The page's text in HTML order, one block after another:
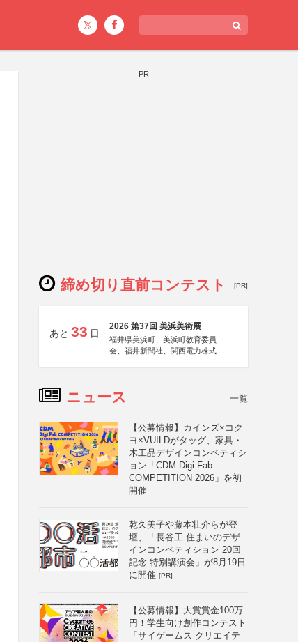
PR
締め切り直前コンテスト [PR]
あと 33 日
2026 第37回 美浜美術展
福井県美浜町、美浜町教育委員
会、福井新聞社、関西電力株式会
ニュース 一覧
【公募情報】カインズ×コク
ヨ×VUILDがタッグ、家具・
木工品デザインコンペティシ
ョン「CDM Digi Fab
COMPETITION 2026」を初
開催
乾久美子や藤本壮介らが登
壇、「長谷工 住まいのデザ
インコンペティション 20回
記念 特別講演会」が8月19日
に開催 [PR]
【公募情報】大賞賞金100万
円！学生向け創作コンテスト
「サイゲームス クリエイテ